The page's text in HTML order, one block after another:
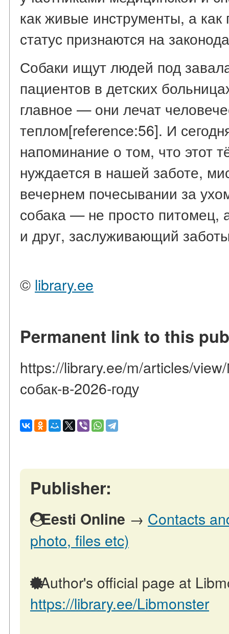
как живые инструменты, а
статус признаются на
Собаки ищут людей под
пациентов в детских
главное — они лечат
теплом[reference:56]. И
напоминание о том, что этот
нуждается в нашей заботе,
вечернем почесывании за
собака — не просто питомец,
и друг, заслуживающий
© library.ee
Permanent link to this
https://library.ee/m/articles/
собак-в-2026-году
Publisher:
Eesti Online → Contacts
photo, files etc)
Author's official page at
https://library.ee/Libmonster